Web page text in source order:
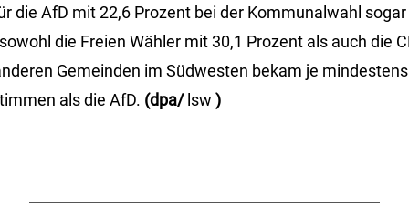
die AfD mit 22,6 Prozent bei der Kommunalwahl
die Freien Wähler mit 30,1 Prozent als auch die
Gemeinden im Südwesten bekam je
als die AfD. (dpa/lsw )